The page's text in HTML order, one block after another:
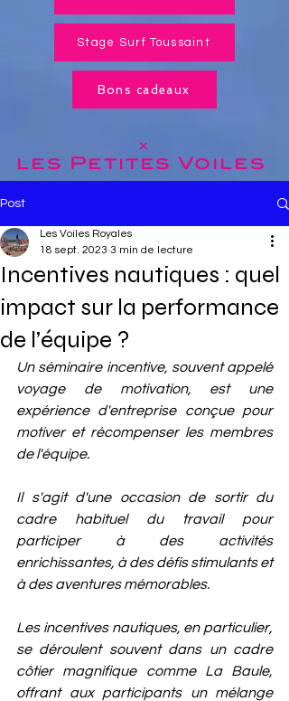
Stage Surf Toussaint
Bons cadeaux
x
les Petites Voiles
Post
Incentives nautiques : quel
impact sur la performance
de l’équipe ?
Les Voiles Royales
18 sept. 2023 3 min de lecture
Un séminaire incentive, souvent appelé
voyage de motivation, est une
expérience d'entreprise conçue pour
motiver et récompenser les membres
de l'équipe.
Il s'agit d'une occasion de sortir du
cadre habituel du travail pour
participer à des activités
enrichissantes, à des défis stimulants et
à des aventures mémorables.
Les incentives nautiques, en particulier,
se déroulent souvent dans un cadre
côtier magnifique comme La Baule,
offrant aux participants un mélange